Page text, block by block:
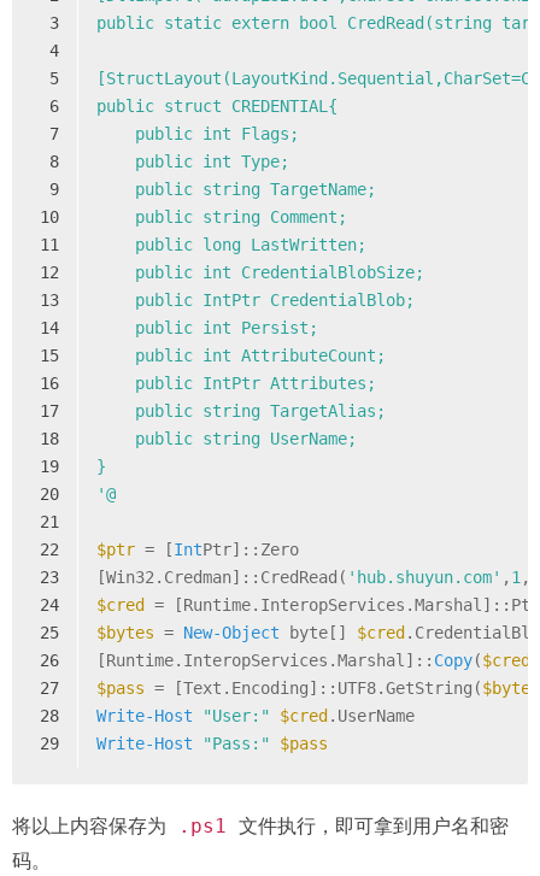
3
4
5
6
7
8
9
10
11
12
13
14
15
16
17
18
19
20
21
22
23
24
25
26
27
28
29
public static extern bool CredRead(string
public struct CREDENTIAL{
    public int Flags;
    public int Type;
    public string TargetName;
    public string Comment;
    public long LastWritten;
    public int CredentialBlobSize;
    public IntPtr CredentialBlob;
    public int Persist;
    public int AttributeCount;
    public IntPtr Attributes;
    public string TargetAlias;
    public string UserName;
}
'@
$ptr = [IntPtr]::Zero
[Win32.Credman]::CredRead( 'hub.shuyun.com' , 1 ,
$cred
= [Runtime.InteropServices.Marshal
$bytes = New-Object byte[] $cred
[Runtime.InteropServices.Marshal ]:: Copy($cred
$pass = [Text.Encoding]::UTF8.GetString($bytes
Write-Host
"User:" $cred .UserName
Write-Host
"Pass:" $pass
将以上内容保存为 .ps1 文件执行，即可拿到用户名和密
码。